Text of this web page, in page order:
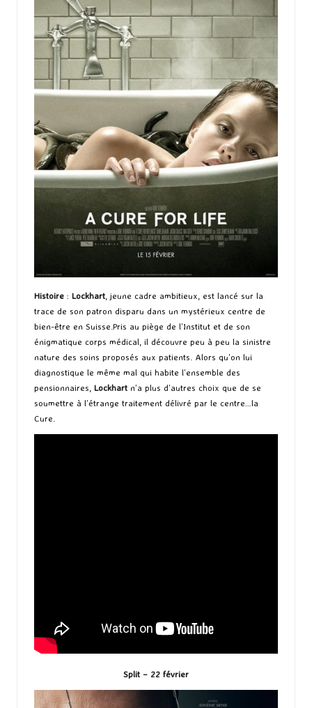
Histoire : Lockhart , jeune cadre ambitieux, est lancé sur la
trace de son patron disparu dans un mystérieux centre de
bien-être en Suisse.Pris au piège de l’Institut et de son
énigmatique corps médical, il découvre peu à peu la sinistre
nature des soins proposés aux patients. Alors qu’on lui
diagnostique le même mal qui habite l’ensemble des
pensionnaires, Lockhart n’a plus d’autres choix que de se
soumettre à l’étrange traitement délivré par le centre…la
Cure.
Split – 22 février